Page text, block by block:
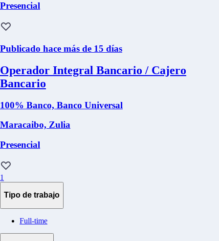
Presencial
Publicado hace más de 15 días
Operador Integral Bancario / Cajero
Bancario
100% Banco, Banco Universal
Maracaibo, Zulia
Presencial
1
Tipo de trabajo
Full-time